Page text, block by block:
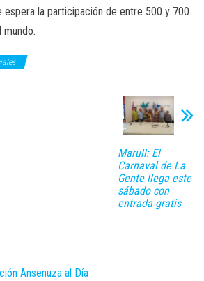
espera la participación de entre 500 y 700
Marull: El
Carnaval de La
Gente llega este
sábado con
entrada gratis
Ansenuza al Día